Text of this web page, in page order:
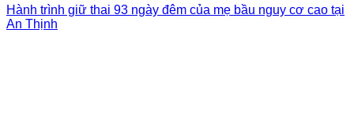
Hành trình giữ thai 93 ngày đêm của mẹ bầu nguy cơ cao tại
An Thịnh